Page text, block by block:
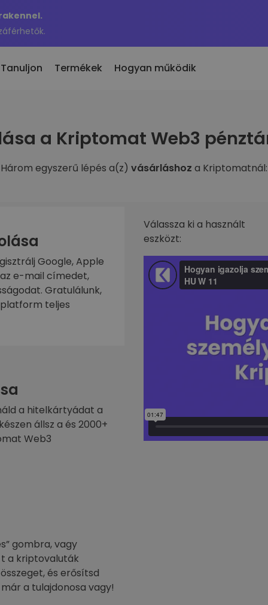
hozzáadott
hozzáadott tokenek a
akkor, ha 100 €
Tanuljon Termékek
kriptovaluta
egyszerű
KriptoEarn
Kapj jutalmakat a kriptod után
Trezor
befektetések (DCA)
Hogyan működik
a Kriptomat Web3
Három egyszerű lépés a(z) vásárláshoz a Kriptomatnál:
Google, Apple
e-mail címedet,
Gratulálunk,
teljes
a hitelkártyádat a
állsz a és 2000+
Web3
gombra, vagy
t a kriptovaluták
és erősítsd
a tulajdonosa vagy!
Válassza ki a használt
eszközt: